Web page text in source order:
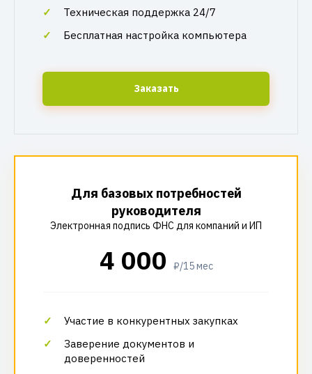
Техническая поддержка 24/7
Бесплатная настройка компьютера
Заказать
Для базовых потребностей
руководителя
Электронная подпись ФНС для компаний и ИП
4 000 ₽/15 мес
Участие в конкурентных закупках
Заверение документов и
доверенностей